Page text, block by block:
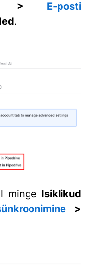
> E-posti
.
minge Isiklikud
>